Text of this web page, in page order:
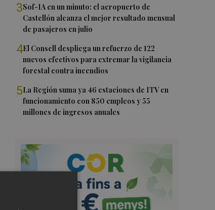
3Sof-IA en un minuto: el aeropuerto de
Castellón alcanza el mejor resultado mensual
de pasajeros en julio
4El Consell despliega un refuerzo de 122
nuevos efectivos para extremar la vigilancia
forestal contra incendios
5La Región suma ya 46 estaciones de ITV en
funcionamiento con 850 empleos y 55
millones de ingresos anuales